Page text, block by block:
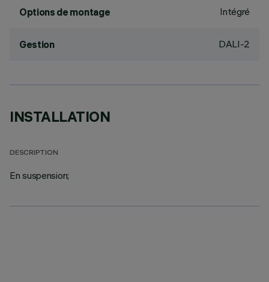
Options de montage Intégré
Gestion DALI-2
INSTALLATION
DESCRIPTION
En suspension;